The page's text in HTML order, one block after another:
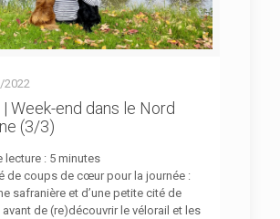
2022
| Week-end dans le Nord
(3/3)
lecture : 5 minutes
de coups de cœur pour la journée :
safranière et d’une petite cité de
de (re)découvrir le vélorail et les